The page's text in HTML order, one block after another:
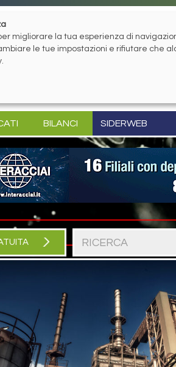
BILANCI SIDERWEB
migliorare la tua esperienza di
le tue impostazioni e rifiutare che